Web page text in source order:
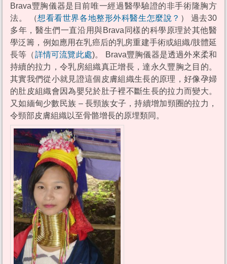
Brava豐胸儀器是目前唯一經過醫學驗證的非手術隆胸方
法。 （想看看世界各地整形外科醫生怎麼說？ ） 過去30
多年，醫生們一直沿用與Brava同樣的科學原理於其他醫
學泛籌，例如應用在乳癌后的乳房重建手術或組織/肢體延
長等（詳情可流覽此處)。 Brava豐胸儀器是透過外來柔和
持續的拉力，令乳房組織真正增長，達永久豐胸之目的。
其實我們從小就見證這個皮膚組織生長的原理，好像孕婦
的肚皮組織會因為嬰兒於肚子裡不斷生長的拉力而變大。
又如緬甸少數民族 – 長頸族女子，持續增加頸圈的拉力，
令頸部皮膚組織以至骨骼增長的原埋類同。